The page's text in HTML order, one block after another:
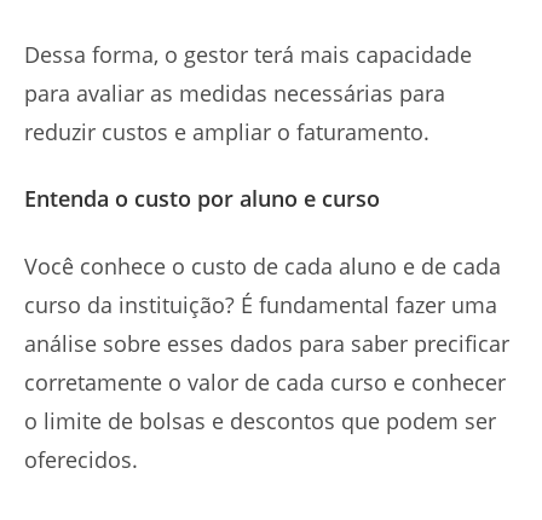
Dessa forma, o gestor terá mais capacidade
para avaliar as medidas necessárias para
reduzir custos e ampliar o faturamento.
Entenda o custo por aluno e curso
Você conhece o custo de cada aluno e de cada
curso da instituição? É fundamental fazer uma
análise sobre esses dados para saber precificar
corretamente o valor de cada curso e conhecer
o limite de bolsas e descontos que podem ser
oferecidos.